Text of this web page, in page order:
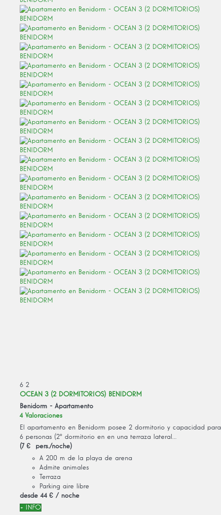
6 2
OCEAN 3 (2 DORMITORIOS) BENIDORM
Benidorm - Apartamento
4 Valoraciones
El apartamento en Benidorm posee 2 dormitorio y capacidad para
6 personas (2º dormitorio en en una terraza lateral...
(7 € pers./noche)
A 200 m de la playa de arena
Admite animales
Terraza
Parking aire libre
desde 44 € / noche
+ INFO